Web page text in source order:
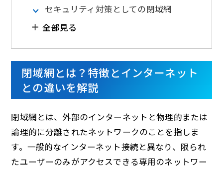
セキュリティ対策としての閉域網
全部見る
閉域網とは？特徴とインターネット
との違いを解説
閉域網とは、外部のインターネットと物理的または
論理的に分離されたネットワークのことを指しま
す。一般的なインターネット接続と異なり、限られ
たユーザーのみがアクセスできる専用のネットワー